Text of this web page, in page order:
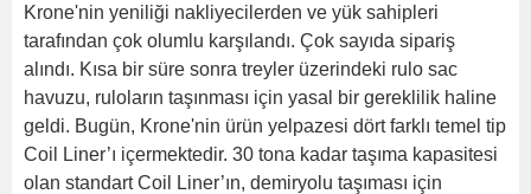
Krone'nin yeniliği nakliyecilerden ve yük sahipleri
tarafından çok olumlu karşılandı. Çok sayıda sipariş
alındı. Kısa bir süre sonra treyler üzerindeki rulo sac
havuzu, ruloların taşınması için yasal bir gereklilik haline
geldi. Bugün, Krone'nin ürün yelpazesi dört farklı temel tip
Coil Liner’ı içermektedir. 30 tona kadar taşıma kapasitesi
olan standart Coil Liner’ın, demiryolu taşıması için